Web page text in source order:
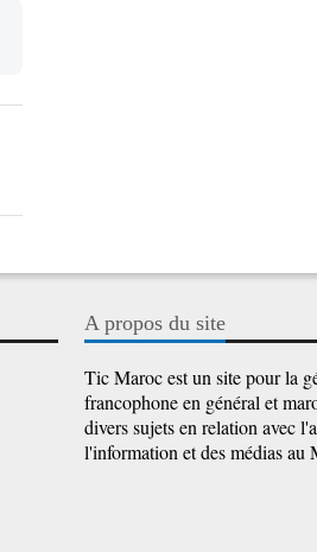
A propos du site
Tic Maroc est un site pour la
francophone en général et
divers sujets en relation avec
l'information et des médias au